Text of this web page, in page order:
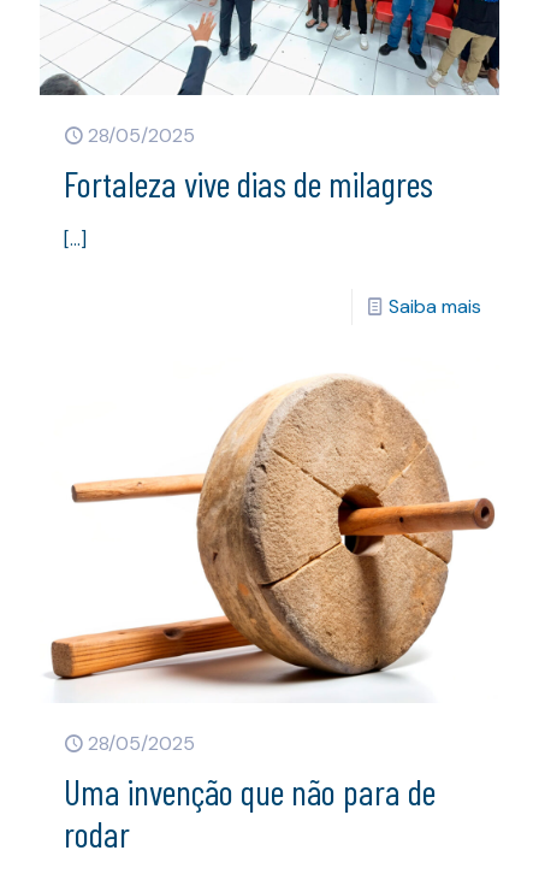
28/05/2025
Fortaleza vive dias de milagres
[…]
Saiba mais
28/05/2025
Uma invenção que não para de
rodar